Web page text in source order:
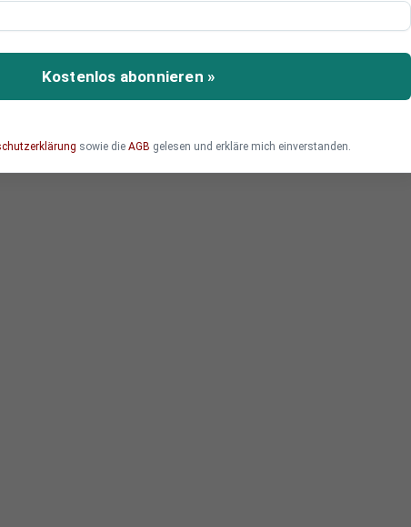
und macht damit China
Südostasiens.
Kostenlos abonnieren »
sowie die AGB gelesen und erkläre mich einverstanden.